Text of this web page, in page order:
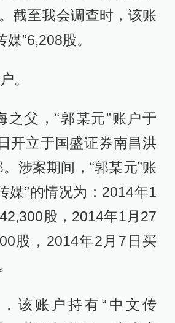
截至我会调查时，该账
媒”6,208股。
。
之父，“郭某元”账户于
开立于国盛证券南昌洪
涉案期间，“郭某元”账
媒”的情况为：2014年1
股，2014年1月27
股，2014年2月7日买
该账户持有“中文传